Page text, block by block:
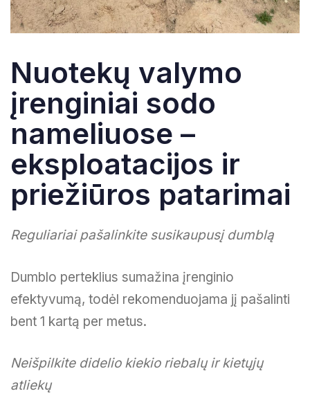
Nuotekų valymo
įrenginiai sodo
nameliuose –
eksploatacijos ir
priežiūros patarimai
Reguliariai pašalinkite susikaupusį dumblą
Dumblo perteklius sumažina įrenginio
efektyvumą, todėl rekomenduojama jį pašalinti
bent 1 kartą per metus.
Neišpilkite didelio kiekio riebalų ir kietųjų
atliekų